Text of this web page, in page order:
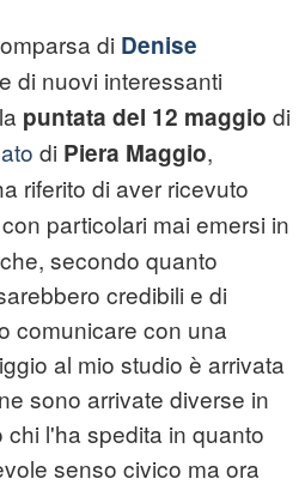
di Denise
di nuovi interessanti
puntata del 12 maggio di
di Piera Maggio,
riferito di aver ricevuto
con particolari mai emersi in
secondo quanto
credibili e di
comunicare con una
al mio studio è arrivata
sono arrivate diverse in
l'ha spedita in quanto
senso civico ma ora